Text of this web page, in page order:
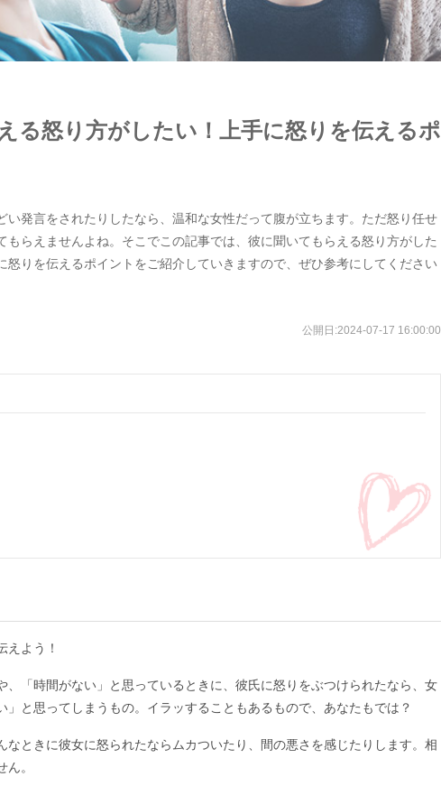
る怒り方がしたい！上手に怒りを伝えるポ
い発言をされたりしたなら、温和な女性だって腹が立ちます。ただ怒り任せ
もらえませんよね。そこでこの記事では、彼に聞いてもらえる怒り方がした
怒りを伝えるポイントをご紹介していきますので、ぜひ参考にしてください
公開日:2024-07-17 16:00:00
えよう！
、「時間がない」と思っているときに、彼氏に怒りをぶつけられたなら、女
」と思ってしまうもの。イラッすることもあるもので、あなたもでは？
なときに彼女に怒られたならムカついたり、間の悪さを感じたりします。相
。